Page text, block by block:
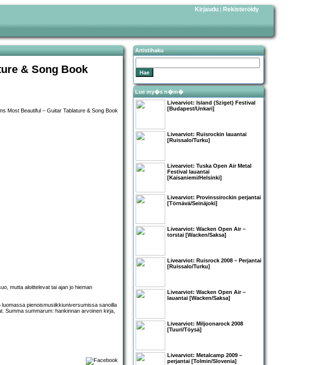
Kirjaudu | Rekisteröidy
& Song Book
mutta aloittelevat tai ajan jo hieman
pienoismusiikkiuniversumissa sanoilla
Summa summarum: hankinnan arvoinen kirja,
Artistihaku
Lue my�s n�m�
Livearviot: Island (Sziget) Festival
[Budapest/Unkari]
Livearviot: Ruisrockin lauantai
[Ruissalo/Turku]
Livearviot: Tuska Open Air Metal
Festival lauantai
[Kaisaniemi/Helsinki]
Livearviot: Provinssirockin perjantai
[Törnävä/Seinäjoki]
Livearviot: Wacken Open Air–
torstai [Wacken/Saksa]
Livearviot: Ruisrock 2008 – Perjantai
[Ruissalo/Turku]
Livearviot: Wacken Open Air –
lauantai [Wacken/Saksa]
Livearviot: Miljoonarock 2008
[Tuuri/Töysä]
Livearviot: Metalcamp 2009 –
perjantai [Tolmin/Slovenia]